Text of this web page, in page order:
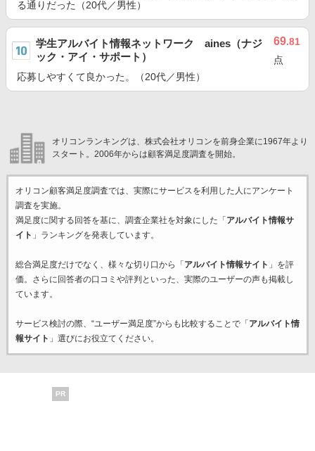
る通りだった（20代／男性）
学生アルバイト情報ネットワーク aines（ナジ
ック・アイ・サポート）
69.81
点
応募しやすくて良かった。（20代／男性）
オリコンランキングは、株式会社オリコンを前身企業に1967年より
スタート。2006年からは顧客満足度調査を開始。
オリコン顧客満足度調査では、実際にサービスを利用した 人にアンケート
調査を実施。
満足度に関する回答を基に、調査企業社を対象にした「 アルバイト情報サ
イト 」ランキングを発表しています。
総合満足度だけでなく、様々な切り口から「 アルバイト情報サイト 」を評
価。さらに回答者の口コミや評判といった、実際のユーザーの声も掲載し
ています。
サービス検討の際、“ユーザー満足度”からも比較することで「 アルバイト情
報サイト 」選びにお役立てください。
PR